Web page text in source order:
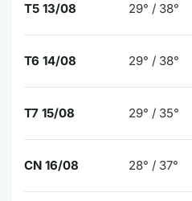
T5 13/08 29° / 38°
T6 14/08 29° / 38°
T7 15/08 29° / 35°
CN 16/08 28° / 37°